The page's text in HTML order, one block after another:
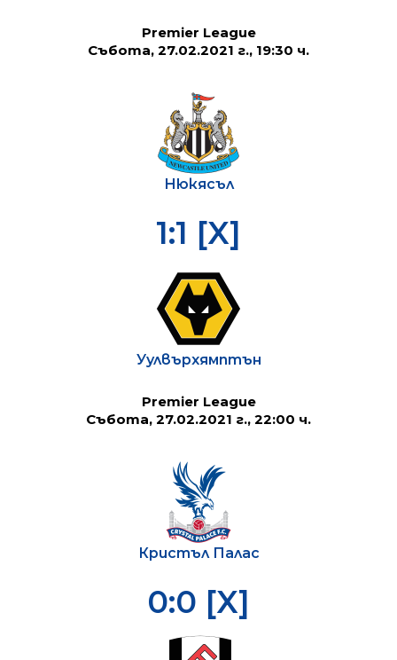
Premier League
Събота, 27.02.2021 г., 19:30 ч.
Нюкясъл
1:1 [X]
Уулвърхямптън
Premier League
Събота, 27.02.2021 г., 22:00 ч.
Кристъл Палас
0:0 [X]